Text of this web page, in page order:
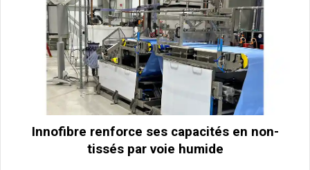
Innofibre renforce ses capacités en non-
tissés par voie humide